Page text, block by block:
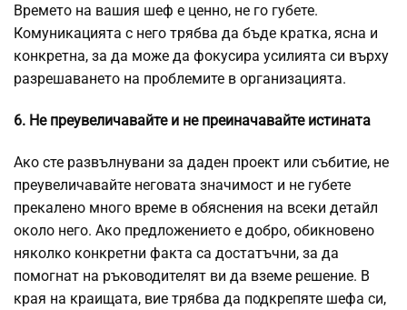
Времето на вашия шеф е ценно, не го губете.
Комуникацията с него трябва да бъде кратка, ясна и
конкретна, за да може да фокусира усилията си върху
разрешаването на проблемите в организацията.
6. Не преувеличавайте и не преиначавайте истината
Ако сте развълнувани за даден проект или събитие, не
преувеличавайте неговата значимост и не губете
прекалено много време в обяснения на всеки детайл
около него. Ако предложението е добро, обикновено
няколко конкретни факта са достатъчни, за да
помогнат на ръководителят ви да вземе решение. В
края на краищата, вие трябва да подкрепяте шефа си,